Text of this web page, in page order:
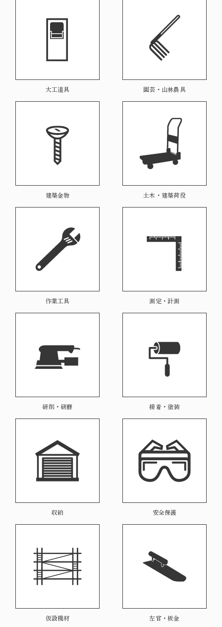
大工道具 園芸・山林農具
建築金物 土木・建築荷役
作業工具 測定・計測
研削・研磨 接着・塗装
収納 安全保護
仮設機材 左官・板金